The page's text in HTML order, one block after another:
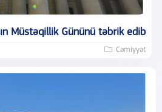
Müstəqillik Gününü təbrik edib
Cəmiyyət